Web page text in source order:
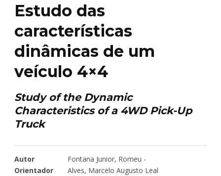
Estudo das
características
dinâmicas de um
veículo 4×4
Study of the Dynamic
Characteristics of a 4WD Pick-Up
Truck
Autor
Fontana Junior, Romeu -
Orientador
Alves, Marcelo Augusto Leal